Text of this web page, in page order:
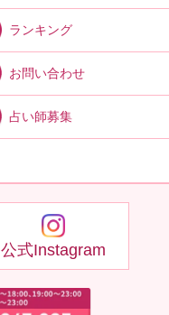
ランキング
お問い合わせ
占い師募集
公式Instagram